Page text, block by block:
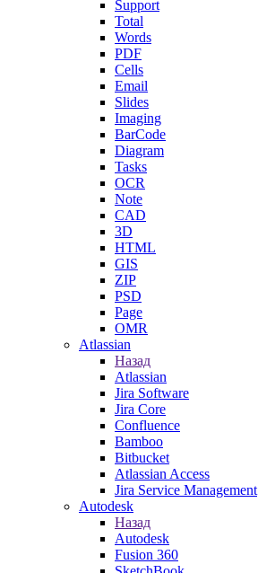
Support
Total
Words
PDF
Cells
Email
Slides
Imaging
BarCode
Diagram
Tasks
OCR
Note
CAD
3D
HTML
GIS
ZIP
PSD
Page
OMR
Atlassian
Назад
Atlassian
Jira Software
Jira Core
Confluence
Bamboo
Bitbucket
Atlassian Access
Jira Service Management
Autodesk
Назад
Autodesk
Fusion 360